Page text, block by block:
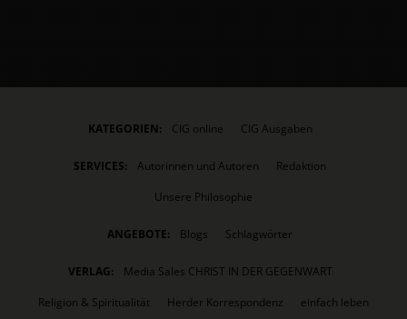
KATEGORIEN: CIG online CIG Ausgaben
SERVICES: Autorinnen und Autoren
Redaktion
Unsere Philosophie
ANGEBOTE: Blogs Schlagwörter
VERLAG:
Media Sales CHRIST IN DER GEGENWART
Religion & Spiritualität
Herder Korrespondenz
einfach leben